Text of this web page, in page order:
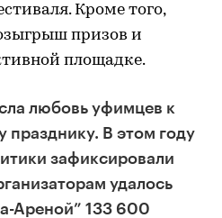
Кроме того,
призов и
площадке.
любовь уфимцев к
празднику. В этом году
зафиксировали
удалось
Ареной” 133 600